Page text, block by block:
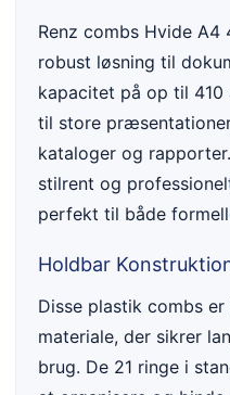
Renz combs Hvide A4
robust løsning til
kapacitet på op til 410
til store
kataloger og
stilrent og
perfekt til både
Holdbar
Disse plastik combs
materiale, der sikrer
brug. De 21 ringe i